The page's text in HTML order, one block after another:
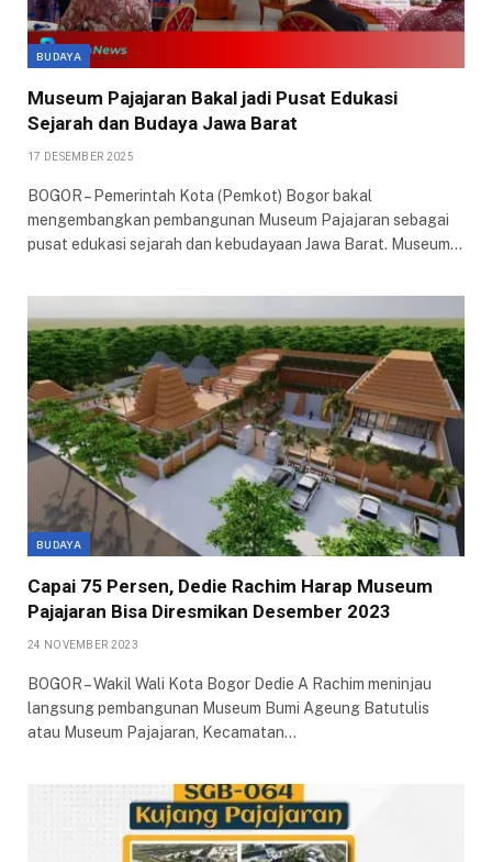
BUDAYA
Museum Pajajaran Bakal jadi Pusat Edukasi
Sejarah dan Budaya Jawa Barat
17 DESEMBER 2025
BOGOR – Pemerintah Kota (Pemkot) Bogor bakal
mengembangkan pembangunan Museum Pajajaran sebagai
pusat edukasi sejarah dan kebudayaan Jawa Barat. Museum…
BUDAYA
Capai 75 Persen, Dedie Rachim Harap Museum
Pajajaran Bisa Diresmikan Desember 2023
24 NOVEMBER 2023
BOGOR – Wakil Wali Kota Bogor Dedie A Rachim meninjau
langsung pembangunan Museum Bumi Ageung Batutulis
atau Museum Pajajaran, Kecamatan…